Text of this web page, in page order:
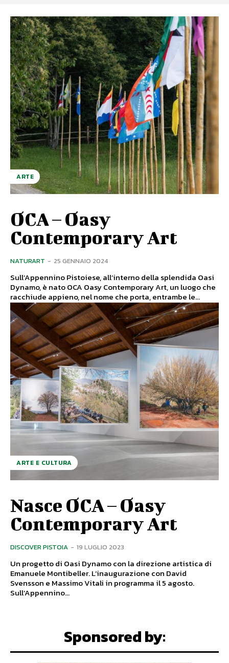
ARTE
OCA – Oasy
Contemporary Art
NATURART - 25 GENNAIO 2024
Sull’Appennino Pistoiese, all’interno della splendida Oasi
Dynamo, è nato OCA Oasy Contemporary Art, un luogo che
racchiude appieno, nel nome che porta, entrambe le...
ARTE E CULTURA
Nasce OCA – Oasy
Contemporary Art
DISCOVER PISTOIA - 19 LUGLIO 2023
Un progetto di Oasi Dynamo con la direzione artistica di
Emanuele Montibeller. L’inaugurazione con David
Svensson e Massimo Vitali in programma il 5 agosto.
Sull’Appennino...
Sponsored by: